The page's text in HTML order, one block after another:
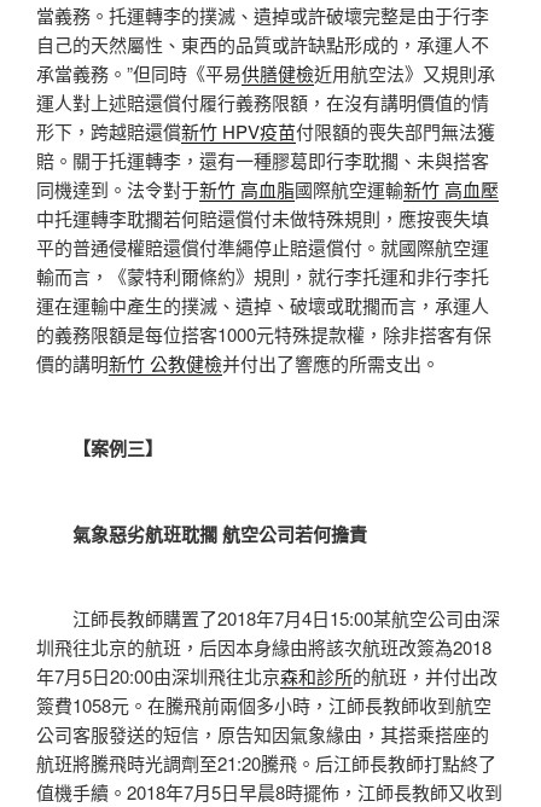
當義務。托運轉李的撲滅、遺掉或許破壞完整是由于行李
自己的天然屬性、東西的品質或許缺點形成的，承運人不
承當義務。”但同時《平易供膳健檢近用航空法》又規則承
運人對上述賠還償付履行義務限額，在沒有講明價值的情
形下，跨越賠還償新竹 HPV疫苗付限額的喪失部門無法獲
賠。關于托運轉李，還有一種膠葛即行李耽擱、未與搭客
同機達到。法令對于新竹 高血脂國際航空運輸新竹 高血壓
中托運轉李耽擱若何賠還償付未做特殊規則，應按喪失填
平的普通侵權賠還償付準繩停止賠還償付。就國際航空運
輸而言，《蒙特利爾條約》規則，就行李托運和非行李托
運在運輸中產生的撲滅、遺掉、破壞或耽擱而言，承運人
的義務限額是每位搭客1000元特殊提款權，除非搭客有保
價的講明新竹 公教健檢并付出了響應的所需支出。
【案例三】
氣象惡劣航班耽擱 航空公司若何擔責
江師長教師購置了2018年7月4日15:00某航空公司由深
圳飛往北京的航班，后因本身緣由將該次航班改簽為2018
年7月5日20:00由深圳飛往北京森和診所的航班，并付出改
簽費1058元。在騰飛前兩個多小時，江師長教師收到航空
公司客服發送的短信，原告知因氣象緣由，其搭乘搭座的
航班將騰飛時光調劑至21:20騰飛。后江師長教師打點終了
值機手續。2018年7月5日早晨8時擺佈，江師長教師又收到